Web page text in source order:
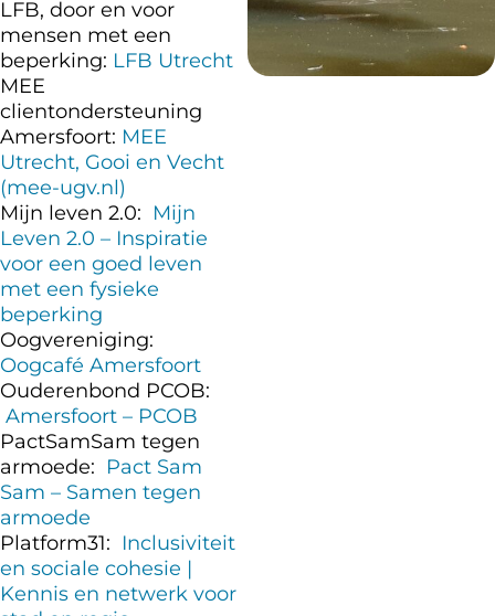
LFB, door en voor
mensen met een
beperking: LFB Utrecht
MEE
clientondersteuning
Amersfoort: MEE
Utrecht, Gooi en Vecht
(mee-ugv.nl)
Mijn leven 2.0: Mijn
Leven 2.0 – Inspiratie
voor een goed leven
met een fysieke
beperking
Oogvereniging:
Oogcafé Amersfoort
Ouderenbond PCOB:
Amersfoort – PCOB
PactSamSam tegen
armoede: Pact Sam
Sam – Samen tegen
armoede
Platform31: Inclusiviteit
en sociale cohesie |
Kennis en netwerk voor